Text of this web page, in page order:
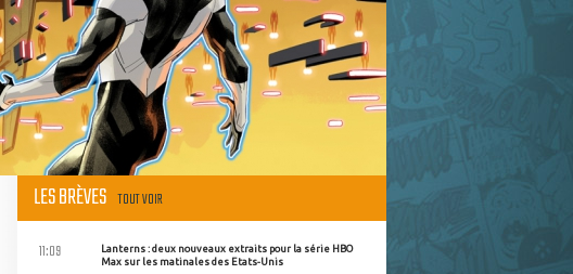
LES BRÈVES TOUT VOIR
Lanterns : deux nouveaux extraits pour la série HBO
Max sur les matinales des Etats-Unis
11:09